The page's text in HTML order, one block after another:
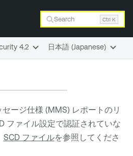
Search Ctrl K
ージ仕様 (MMS) レポートのリ
ファイル設定で認証されていな
SCD ファイルを参照してくださ
4.2 日本語 (Japanese)